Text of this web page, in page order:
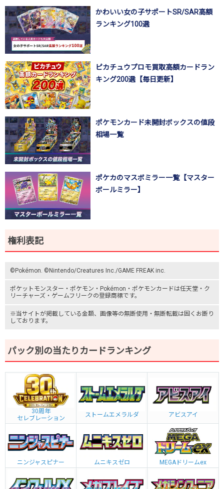
かわいい女の子サポートSR/SAR高額
ランキング100選
ピカチュウプロモ買取高額カードラン
キング200選【毎日更新】
ポケモンカード未開封ボックスの値段
相場一覧
ポケカのマスボミラー一覧【マスター
ボールミラー】
権利表記
©Pokémon. ©Nintendo/Creatures Inc./GAME FREAK inc.
ポケットモンスター ・ポケモン・Pokémon・ ポケモンカードは任天堂・ ク
リーチャーズ ・ ゲームフリークの登録商標です。
※当サイトが掲載している金額、画像等の無断使用・無断転載は固くお断り
しております。
パック別の当たりカードランキング
30周年
セレブレーション
ストームエメラルダ アビスアイ
ニンジャスピナー ムニキスゼロ MEGAドリームex